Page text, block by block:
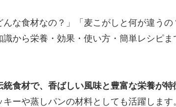
んな食材なの？」「麦こがしと何が違うの
から栄養・効果・使い方・簡単レシピま
食材で、香ばしい風味と豊富な栄養が特
ーや蒸しパンの材料としても活躍します